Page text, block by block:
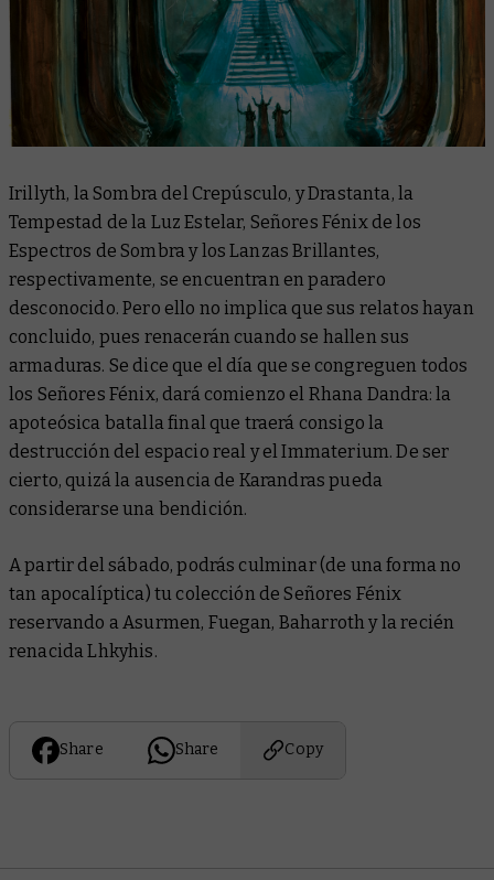
Irillyth, la Sombra del Crepúsculo, y Drastanta, la
Tempestad de la Luz Estelar, Señores Fénix de los
Espectros de Sombra y los Lanzas Brillantes,
respectivamente, se encuentran en paradero
desconocido. Pero ello no implica que sus relatos hayan
concluido, pues renacerán cuando se hallen sus
armaduras. Se dice que el día que se congreguen todos
los Señores Fénix, dará comienzo el Rhana Dandra: la
apoteósica batalla final que traerá consigo la
destrucción del espacio real y el Immaterium. De ser
cierto, quizá la ausencia de Karandras pueda
considerarse una bendición.
A partir del sábado, podrás culminar (de una forma no
tan apocalíptica) tu colección de Señores Fénix
reservando a Asurmen, Fuegan, Baharroth y la recién
renacida Lhkyhis.
Share Share Copy